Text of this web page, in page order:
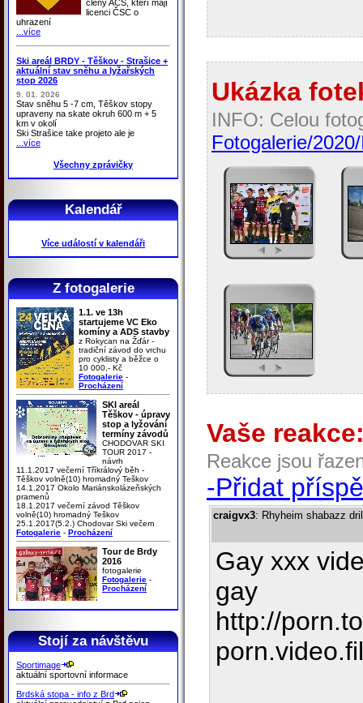
členy ACS, kteří mají
licenci ČSC o
uhrazení
...více
Ski areál BRDY - Těškov - Strašice +
aktuální stav sněhu a lyžařských
stop 2026
9. 01. 2026
Stav sněhu 5 -7 cm, Těškov stopy
upraveny na skate okruh 600 m + 5
km v okolí
Ski Strašice take projeto ale je
...více
Všechny zprávičky
Kalendář
Více událostí v kalendáři
Z fotogalerie
1.1. ve 13h
startujeme VC Eko
komíny a ADS stavby
z Rokycan na Žďár -
tradiční závod do vrchu
pro cyklisty a běžce o
10 000,- Kč
Fotogalerie -
Procházení
SKI areál
Těškov - úpravy
stop a lyžování
termíny závodů
CHODOVAR SKI
TOUR 2017 -
návrh
11.1.2017 večerní Tříkrálový běh -
Těškov volně(10) hromadný Teškov
14.1.2017 Okolo Mariánskolázeňských
pramenů
18.1.2017 večerní závod Těškov
volně(10) hromadný Teškov
25.1.2017(5.2.) Chodovar Ski večern
Fotogalerie - Procházení
Tour de Brdy
2016
fotogalerie
Fotogalerie -
Procházení
Stojí za návštěvu
Sportimage
aktuální sportovní informace
Brdská stopa - info z Brd
Ukázka
INFO: Celou
Fotogalerie/
Vaše
Reakce jsou
-Přidat
craigvx3: Rhyheim shabazz
Gay xxx
gay
http://